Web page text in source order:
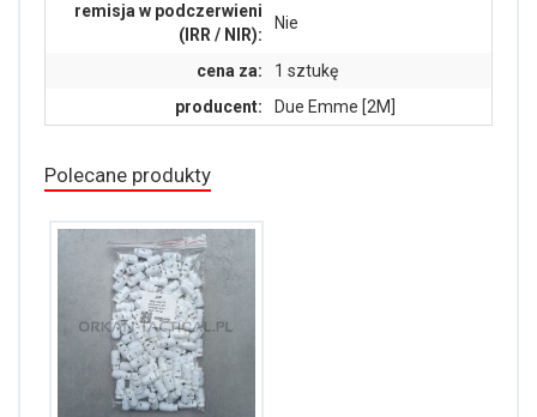
remisja w podczerwieni
(IRR / NIR):
Nie
cena za:
1 sztukę
producent:
Due Emme [2M]
Polecane produkty